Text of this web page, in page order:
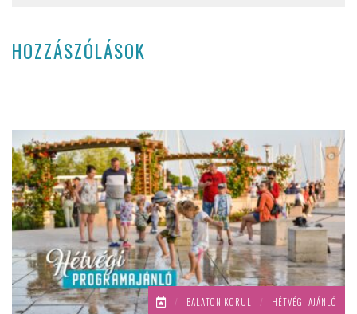
HOZZÁSZÓLÁSOK
/ BALATON KÖRÜL / HÉTVÉGI AJÁNLÓ